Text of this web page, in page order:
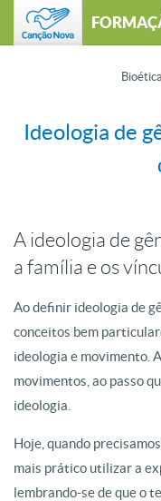
Bioética
Ideologia de
A ideologia de
a família e os
Ao definir ideologia de
conceitos bem
ideologia e movimento.
movimentos, ao passo
ideologia.
Hoje, quando
mais prático utilizar a
lembrando-se de que o